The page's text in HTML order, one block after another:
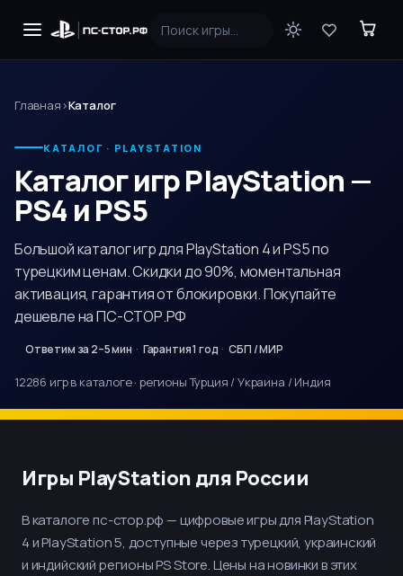
Главная›Каталог
КАТАЛОГ · PLAYSTATION
Каталог игр PlayStation —
PS4 и PS5
Большой каталог игр для PlayStation 4 и PS5 по
турецким ценам. Скидки до 90%, моментальная
активация, гарантия от блокировки. Покупайте
дешевле на ПС-СТОР.РФ
Ответим за 2–5 мин Гарантия 1 год СБП / МИР
12286 игрв каталоге · регионы Турция / Украина / Индия
Игры PlayStation для России
В каталоге пс-стор.рф — цифровые игры для PlayStation
4 и PlayStation 5, доступные через турецкий, украинский
и индийский регионы PS Store. Цены на новинки в этих